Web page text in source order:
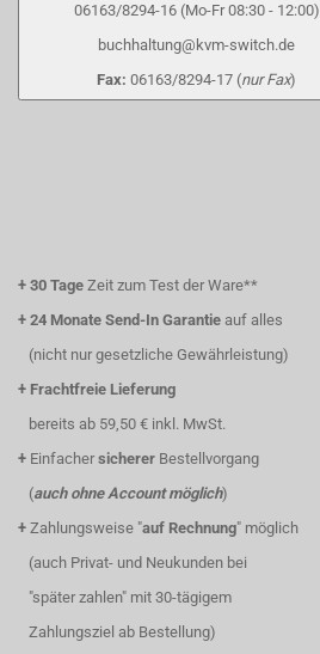
06163/8294-16 (Mo-Fr 08:30 - 12:00)
buchhaltung@kvm-switch.de
Fax: 06163/8294-17 (nur Fax)
+ 30 Tage Zeit zum Test der Ware**
+ 24 Monate Send-In Garantie auf alles
(nicht nur gesetzliche Gewährleistung)
+ Frachtfreie Lieferung
bereits ab 59,50 € inkl. MwSt.
+ Einfacher sicherer Bestellvorgang
(auch ohne Account möglich)
+ Zahlungsweise "auf Rechnung" möglich
(auch Privat- und Neukunden bei
"später zahlen" mit 30-tägigem
Zahlungsziel ab Bestellung)